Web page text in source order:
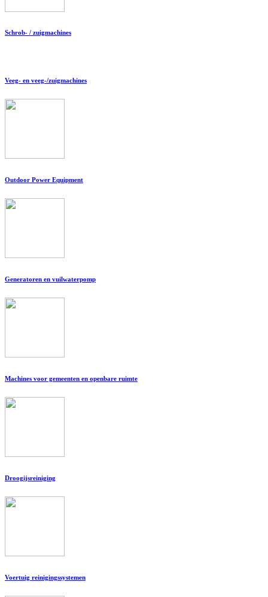
Schrob- / zuigmachines
Veeg- en veeg-/zuigmachines
Outdoor Power Equipment
Generatoren en vuilwaterpomp
Machines voor gemeenten en openbare ruimte
Droogijsreiniging
Voertuig reinigingssystemen